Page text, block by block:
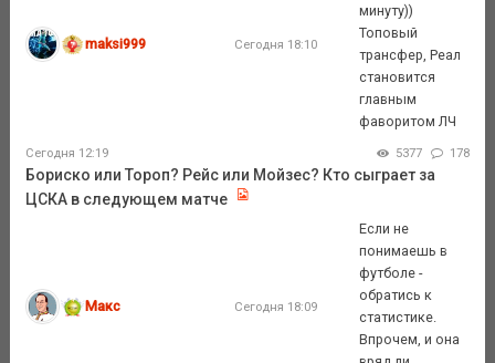
maksi999 Сегодня 18:10
минуту))
Топовый
трансфер, Реал
становится
главным
фаворитом ЛЧ
Сегодня 12:19 5377 178
Бориско или Тороп? Рейс или Мойзес? Кто сыграет за
ЦСКА в следующем матче
Макс Сегодня 18:09
Если не
понимаешь в
футболе -
обратись к
статистике.
Впрочем, и она